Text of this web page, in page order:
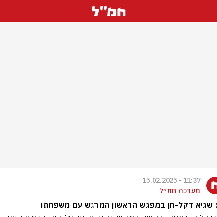
11:37 - 15.02.2025
מערכת חמ״ל
שגיא דקל-חן במפגש הראשון המרגש עם משפחתו